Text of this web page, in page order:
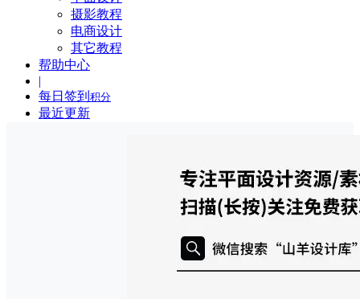
摄影教程
电商设计
其它教程
帮助中心
|
每日签到 积分
最近更新